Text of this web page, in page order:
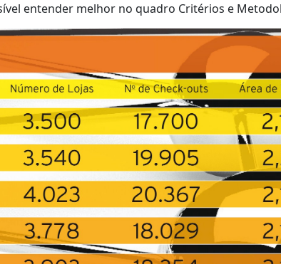
entender melhor no quadro Critérios e